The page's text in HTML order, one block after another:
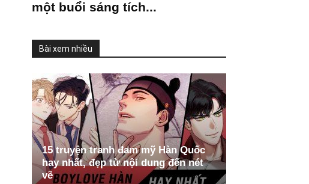
một buổi sáng tích...
Bài xem nhiều
15 truyện tranh đam mỹ Hàn Quốc
hay nhất, đẹp từ nội dung đến nét
vẽ